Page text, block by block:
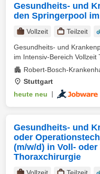
Gesundheits- und
den Springerpool
Vollzeit Teilzeit
Gesundheits- und
im Intensiv-Bereich Vollzeit
Robert-Bosch-
Stuttgart
heute neu
Gesundheits- und
oder
(m/w/d) in Voll-
Thoraxchirurgie